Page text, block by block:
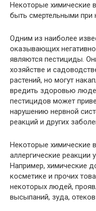
Некоторые химические
быть смертельными при
Одним из наиболее
оказывающих
являются пестициды.
хозяйстве и
растений, но могут
вредить здоровью
пестицидов может
нарушению нервной
реакций и других
Некоторые химические
аллергические реакции
Например, химические
косметике и прочих
некоторых людей,
высыпаний, зуда,